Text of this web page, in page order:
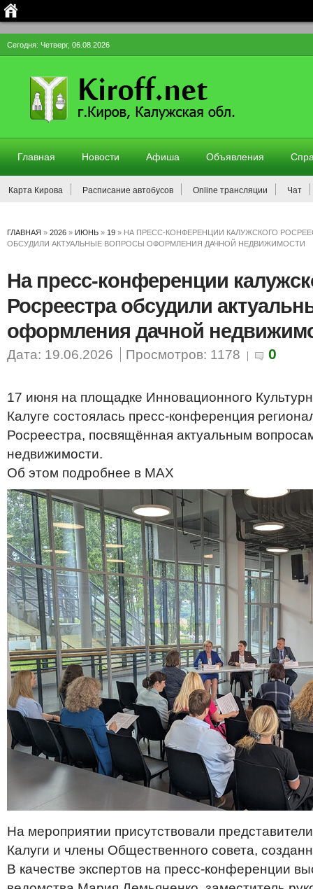
Сегодня: Четверг, 06.08.2026
Главная Новости Афиша Объявления
Карта Кирова Расписание автобусов Online трансляции Чат
ГЛАВНАЯ » 2026 » ИЮНЬ » 19 » НА ПРЕСС-КОНФЕРЕНЦИИ КАЛУЖСКОГО
ОБСУДИЛИ АКТУАЛЬНЫЕ ВОПРОСЫ ОФОРМЛЕНИЯ ДАЧНОЙ НЕДВИЖИМОСТИ
На пресс-конференции
Росреестра обсудили
оформления дачной
Дата: 19.06.2026 Просмотров: 1178 0
17 июня на площадке Инновационного
Калуге состоялась пресс-конференция
Росреестра, посвящённая актуальным
недвижимости.
Об этом подробнее в MAX
На мероприятии присутствовали
Калуги и члены Общественного совета,
В качестве экспертов на пресс-конференции